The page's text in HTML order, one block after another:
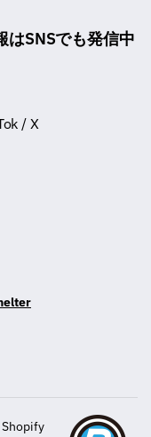
はSNSでも発信中
/ X